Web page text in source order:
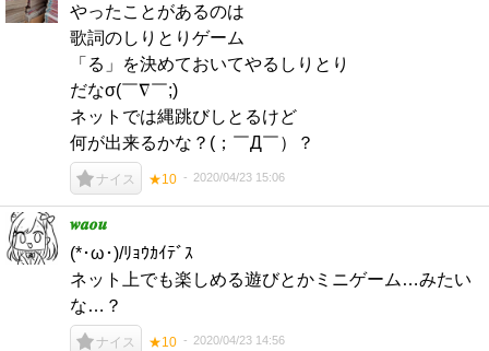
やったことがあるのは
歌詞のしりとりゲーム
「る」を決めておいてやるしりとり
だなσ(￣∇￣;)
ネットでは縄跳びしとるけど
何が出来るかな？(；￣Д￣）？
ナイス ★10 2020/04/23 15:06
𝒘𝒂𝒐𝒖
(*･ω･)/ﾘｮｳｶｲﾃﾞｽ
ネット上でも楽しめる遊びとかミニゲーム…みたい
な…？
ナイス ★10 2020/04/23 14:56